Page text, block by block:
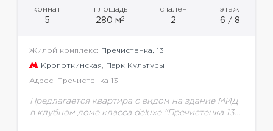
комнат
5
площадь
280 м2
спален
2
этаж
6 / 8
Жилой комплекс: Пречистенка, 13
Кропоткинская, Парк Культуры
Адрес: Пречистенка 13
Предлагается квартира с видом на здание МИД
в клубном доме класса deluxe "Пречистенка 13".